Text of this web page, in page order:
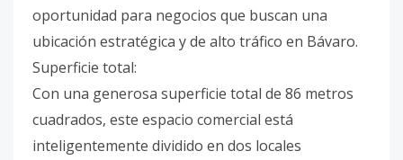
oportunidad para negocios que buscan una
ubicación estratégica y de alto tráfico en Bávaro.
Superficie total:
Con una generosa superficie total de 86 metros
cuadrados, este espacio comercial está
inteligentemente dividido en dos locales